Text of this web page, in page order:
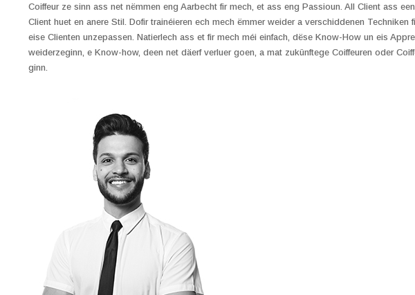
Coiffeur ze sinn ass net nëmmen eng Aarbecht fir mech, et ass eng Passioun. All Client ass
Client huet en anere Stil. Dofir trainéieren ech mech ëmmer weider a verschiddenen Techniken
eise Clienten unzepassen. Natierlech ass et fir mech méi einfach, dëse Know-How un eis
weiderzeginn, e Know-how, deen net däerf verluer goen, a mat zukünftege Coiffeuren oder
ginn.